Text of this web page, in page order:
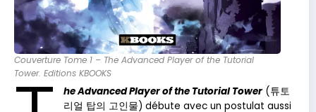
Couverture Tome 1 – The Advanced Player of the Tutorial
Tower. Editions KBOOKS
he Advanced Player of the Tutorial Tower (튜토
리얼 탑의 고인물) débute avec un postulat aussi